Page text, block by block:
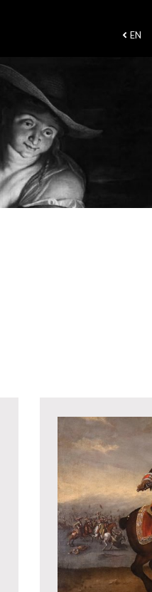
EN